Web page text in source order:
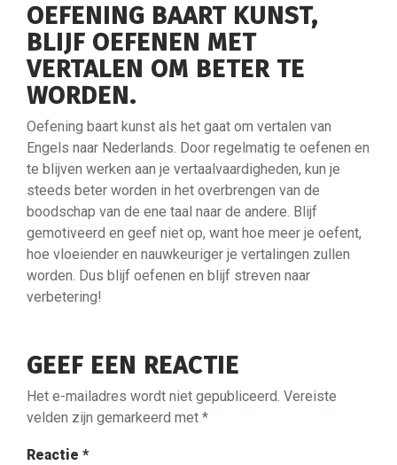
OEFENING BAART KUNST,
BLIJF OEFENEN MET
VERTALEN OM BETER TE
WORDEN.
Oefening baart kunst als het gaat om vertalen van
Engels naar Nederlands. Door regelmatig te oefenen en
te blijven werken aan je vertaalvaardigheden, kun je
steeds beter worden in het overbrengen van de
boodschap van de ene taal naar de andere. Blijf
gemotiveerd en geef niet op, want hoe meer je oefent,
hoe vloeiender en nauwkeuriger je vertalingen zullen
worden. Dus blijf oefenen en blijf streven naar
verbetering!
GEEF EEN REACTIE
Het e-mailadres wordt niet gepubliceerd. Vereiste
velden zijn gemarkeerd met *
Reactie *